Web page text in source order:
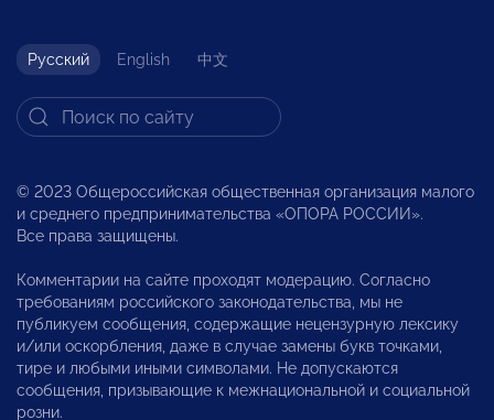
Русский English 中文
© 2023 Общероссийская общественная организация малого
и среднего предпринимательства «ОПОРА РОССИИ».
Все права защищены.
Комментарии на сайте проходят модерацию. Согласно
требованиям российского законодательства, мы не
публикуем сообщения, содержащие нецензурную лексику
и/или оскорбления, даже в случае замены букв точками,
тире и любыми иными символами. Не допускаются
сообщения, призывающие к межнациональной и социальной
розни.